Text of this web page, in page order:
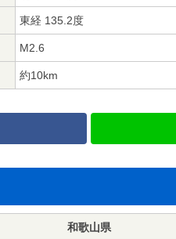
東経 135.2度
M2.6
約10km
和歌山県